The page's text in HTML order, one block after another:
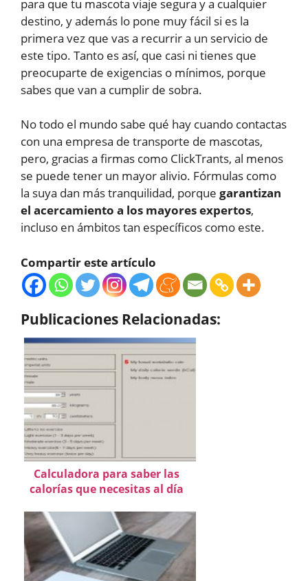
para que tu mascota viaje segura y a cualquier
destino, y además lo pone muy fácil si es la
primera vez que vas a recurrir a un servicio de
este tipo. Tanto es así, que casi ni tienes que
preocuparte de exigencias o mínimos, porque
sabes que van a cumplir de sobra.
No todo el mundo sabe qué hay cuando contactas
con una empresa de transporte de mascotas,
pero, gracias a firmas como ClickTrants, al menos
se puede tener un mayor alivio. Fórmulas como
la suya dan más tranquilidad, porque garantizan
el acercamiento a los mayores expertos,
incluso en ámbitos tan específicos como este.
Compartir este artículo
Publicaciones Relacionadas:
Calculadora para saber las
calorías que necesitas al día